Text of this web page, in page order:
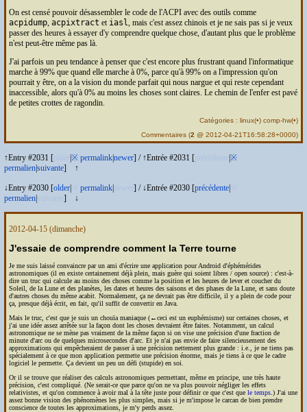
On est censé pouvoir désassembler le code de l'ACPIavec des outils comme
acpidump, acpixtract et iasl, mais c'est assez chinois et je ne sais pas si je veux
passer des heures à essayer d'y comprendre quelque chose, d'autant plus que le problème
n'est peut-être même pas là.
J'ai parfois un peu tendance à penser que c'est encore plus frustrant quand l'informatique
marche à 99% que quand elle marche à 0%, parce qu'à 99% on a l'impression qu'on
pourrait y être, on a la vision du monde parfait qui nous nargue et qui reste cependant
inaccessible, alors qu'à 0% au moins les choses sont claires. Le chemin de l'enfer est pavé
de petites crottes de ragondin.
Catégories :linux(•)comp-hw(•)
Commentaires (2 @ 2012-04-21T16:58:28+0000)
↑Entry #2031 [ |※ permalink|newer] / ↑Entrée #2031 [ |※
permalien|suivante] ↑
↓Entry #2030 [older| permalink| ] / ↓Entrée #2030 [précédente|
permalien| ] ↓
2012-04-15(dimanche)
J'essaie de comprendre comment la Terre tourne
Je me suis laissé convaincre par un ami d'écrire une application pour Android d'éphémérides
astronomiques (il en existe certainement déjà plein, mais guère qui soient libres / open source) : c'est-à-
dire un truc qui calcule au moins des choses comme la position et les heures de lever et coucher du
Soleil, de la Lune et des planètes, les dates et heures des saisons et des phases de la Lune, et sans doute
d'autres choses du même acabit. Normalement, ça ne devrait pas être difficile, il y a plein de code pour
ça, presque déjà écrit, en fait, qu'il suffit de convertir en Java.
Mais le truc, c'est que je suis un chouïa maniaque (←ceci est un euphémisme) sur certaines choses, et
j'ai une idée assez arrêtée sur la façon dont les choses devraient être faites. Notamment, un calcul
astronomique ne se mène pas vraiment de la même façon si on vise une précision d'une fraction de
minute d'arc ou de quelques microsecondes d'arc. Et je n'ai pas envie de faire silencieusement des
approximations qui empêcheraient de passer à une précision nettement plus grande : i.e., je ne tiens pas
spécialement à ce que mon application permette une précision énorme, mais je tiens à ce que le cadre
logiciel le permette. Ça devient un peu un défi (stupide) en soi.
Or il se trouve que réaliser des calculs astronomiques permettant, même en principe, une très haute
précision, c'est compliqué. (Ne serait-ce que parce qu'on ne va plus pouvoir négliger les effets
relativistes, et qu'on commence à avoir mal à la tête juste pour définir ce que c'est que le temps.) J'ai une
assez bonne vision des phénomènes les plus simples, mais si je m'impose le carcan de bien prendre
conscience de toutes les approximations, je m'y perds assez.